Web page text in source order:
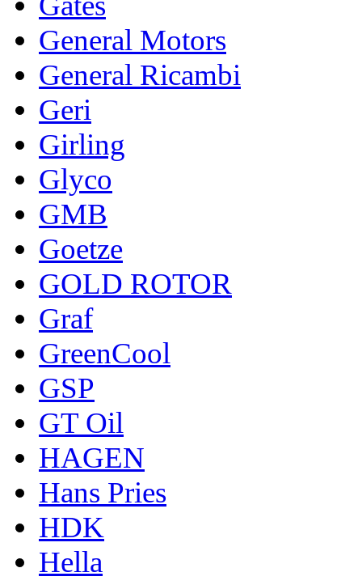
General Motors
General Ricambi
Geri
Girling
Glyco
GMB
Goetze
GOLD ROTOR
Graf
GreenCool
GSP
GT Oil
HAGEN
Hans Pries
HDK
Hella